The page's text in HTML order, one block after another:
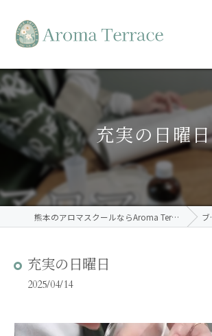
充実の日曜日
熊本のアロマスクールならAroma Terrace ブログ
充実の日曜日
2025/04/14